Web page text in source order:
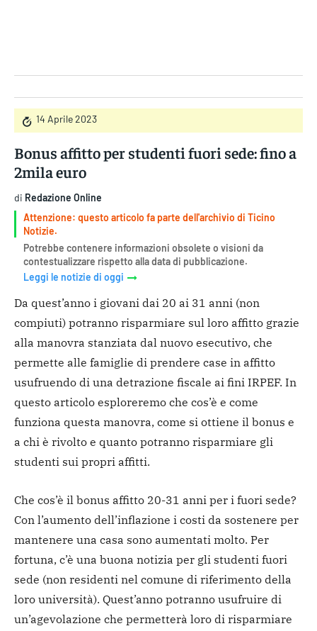
14 Aprile 2023
Bonus affitto per studenti fuori sede: fino a
2mila euro
di Redazione Online
Attenzione: questo articolo fa parte dell'archivio di Ticino
Notizie.
Potrebbe contenere informazioni obsolete o visioni da
contestualizzare rispetto alla data di pubblicazione.
Leggi le notizie di oggi
Da quest’anno i giovani dai 20 ai 31 anni (non
compiuti) potranno risparmiare sul loro affitto grazie
alla manovra stanziata dal nuovo esecutivo, che
permette alle famiglie di prendere case in affitto
usufruendo di una detrazione fiscale ai fini IRPEF. In
questo articolo esploreremo che cos’è e come
funziona questa manovra, come si ottiene il bonus e
a chi è rivolto e quanto potranno risparmiare gli
studenti sui propri affitti.
Che cos’è il bonus affitto 20-31 anni per i fuori sede?
Con l’aumento dell’inflazione i costi da sostenere per
mantenere una casa sono aumentati molto. Per
fortuna, c’è una buona notizia per gli studenti fuori
sede (non residenti nel comune di riferimento della
loro università). Quest’anno potranno usufruire di
un’agevolazione che permetterà loro di risparmiare